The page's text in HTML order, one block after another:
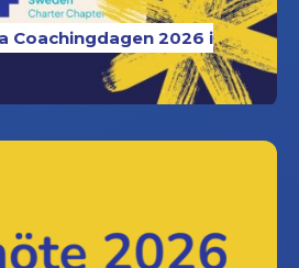
Coachingdagen 2026 i